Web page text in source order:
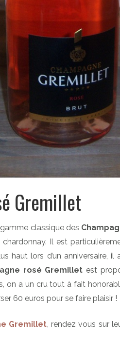
Gremillet
classique des
Il est
haut lors d’un anniversaire,
rosé Gremillet est
on a un cru tout à fait
60 euros pour se faire plaisir !
Gremillet, rendez vous sur